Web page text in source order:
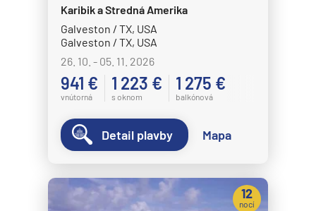
Karibik a Stredná Amerika
Galveston / TX, USA
Galveston / TX, USA
26. 10. - 05. 11. 2026
941 €
vnútorná
1 223 €
s oknom
1 275 €
balkónová
Detail plavby Mapa
12
nocí